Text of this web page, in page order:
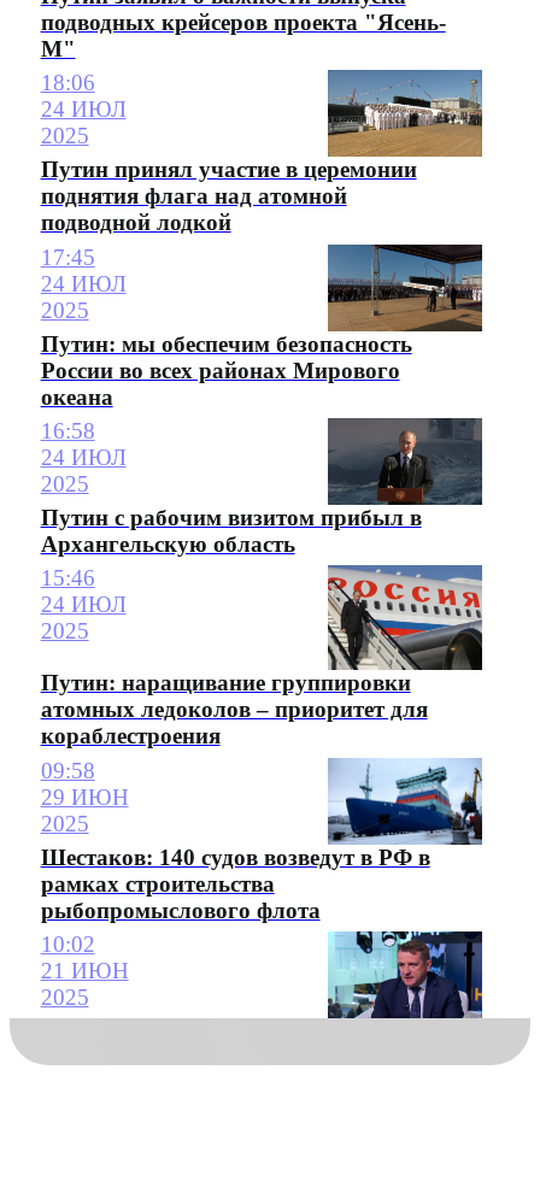
подводных крейсеров проекта "Ясень-
М"
18:06
24 ИЮЛ
2025
Путин принял участие в церемонии
поднятия флага над атомной
подводной лодкой
17:45
24 ИЮЛ
2025
Путин: мы обеспечим безопасность
России во всех районах Мирового
океана
16:58
24 ИЮЛ
2025
Путин с рабочим визитом прибыл в
Архангельскую область
15:46
24 ИЮЛ
2025
Путин: наращивание группировки
атомных ледоколов – приоритет для
кораблестроения
09:58
29 ИЮН
2025
Шестаков: 140 судов возведут в РФ в
рамках строительства
рыбопромыслового флота
10:02
21 ИЮН
2025